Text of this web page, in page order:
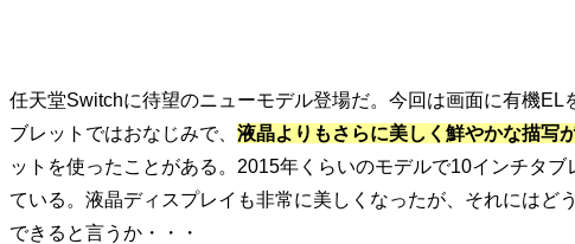
任天堂Switchに待望のニューモデル登場だ。今回は画面に有機
ブレットではおなじみで、 液晶よりもさらに美しく鮮やかな描写
ットを使ったことがある。2015年くらいのモデルで10インチタ
ている。液晶ディスプレイも非常に美しくなったが、それにはど
できると言うか・・・